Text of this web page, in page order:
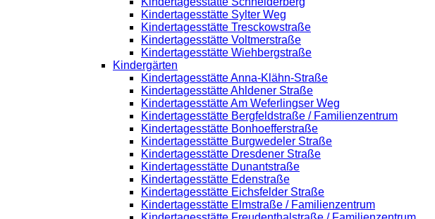
Kindertagesstätte Sylter Weg
Kindertagesstätte Tresckowstraße
Kindertagesstätte Voltmerstraße
Kindertagesstätte Wiehbergstraße
Kindergärten
Kindertagesstätte Anna-Klähn-Straße
Kindertagesstätte Ahldener Straße
Kindertagesstätte Am Weferlingser Weg
Kindertagesstätte Bergfeldstraße / Familienzentrum
Kindertagesstätte Bonhoefferstraße
Kindertagesstätte Burgwedeler Straße
Kindertagesstätte Dresdener Straße
Kindertagesstätte Dunantstraße
Kindertagesstätte Edenstraße
Kindertagesstätte Eichsfelder Straße
Kindertagesstätte Elmstraße / Familienzentrum